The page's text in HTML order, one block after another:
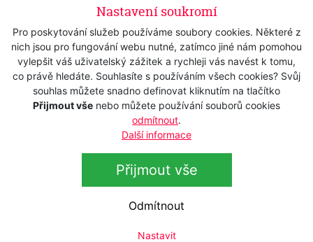
Nastavení soukromí
Pro poskytování služeb používáme soubory cookies. Některé z
nich jsou pro fungování webu nutné, zatímco jiné nám pomohou
vylepšit váš uživatelský zážitek a rychleji vás navést k tomu,
co právě hledáte. Souhlasíte s používáním všech cookies? Svůj
souhlas můžete snadno definovat kliknutím na tlačítko
Přijmout vše nebo můžete používání souborů cookies
odmítnout.
Další informace
Přijmout vše
Odmítnout
Nastavit
Řadit dle Abecedy Ceny
Kadeřnické nůžky ANDIS 561217 - 6,5"
efilační
Skladem
1 910 Kč s DPH
1 578,51 Kčbez DPH
Olej ANDIS 12108 na střihací hlavice -
118 ml
140 Kč
bez DPH